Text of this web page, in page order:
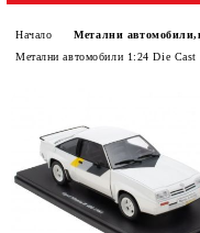
Начало
Метални
Метални автомобили 1:24 Die Cast